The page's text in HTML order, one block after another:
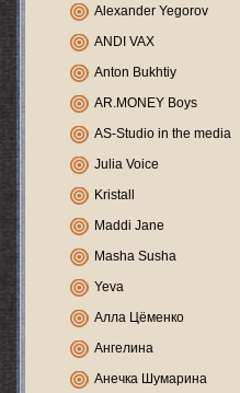
Alexander Yegorov
ANDI VAX
Anton Bukhtiy
AR.MONEY Boys
AS-Studio in the media
Julia Voice
Kristall
Maddi Jane
Masha Susha
Yeva
Алла Цёменко
Ангелина
Анечка Шумарина